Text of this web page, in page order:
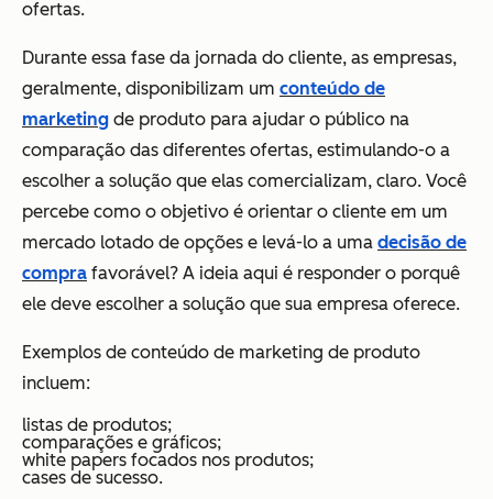
ofertas.
Durante essa fase da jornada do cliente, as empresas,
geralmente, disponibilizam um conteúdo de
marketing de produto para ajudar o público na
comparação das diferentes ofertas, estimulando-o a
escolher a solução que elas comercializam, claro. Você
percebe como o objetivo é orientar o cliente em um
mercado lotado de opções e levá-lo a uma decisão de
compra favorável? A ideia aqui é responder o porquê
ele deve escolher a solução que sua empresa oferece.
Exemplos de conteúdo de marketing de produto
incluem:
listas de produtos;
comparações e gráficos;
white papers focados nos produtos;
cases de sucesso.